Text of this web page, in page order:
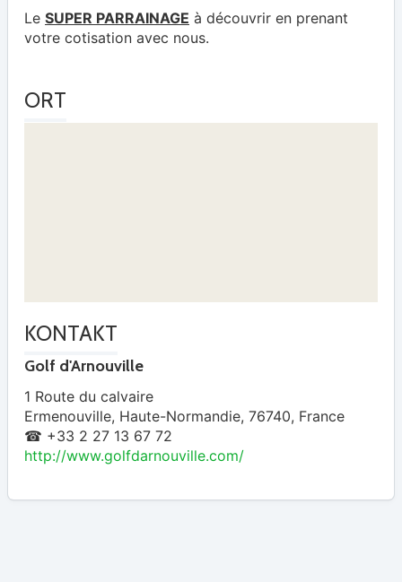
Le SUPER PARRAINAGE à découvrir en prenant
votre cotisation avec nous.
ORT
KONTAKT
Golf d'Arnouville
1 Route du calvaire
Ermenouville, Haute-Normandie, 76740, France
☎ +33 2 27 13 67 72
http://www.golfdarnouville.com/